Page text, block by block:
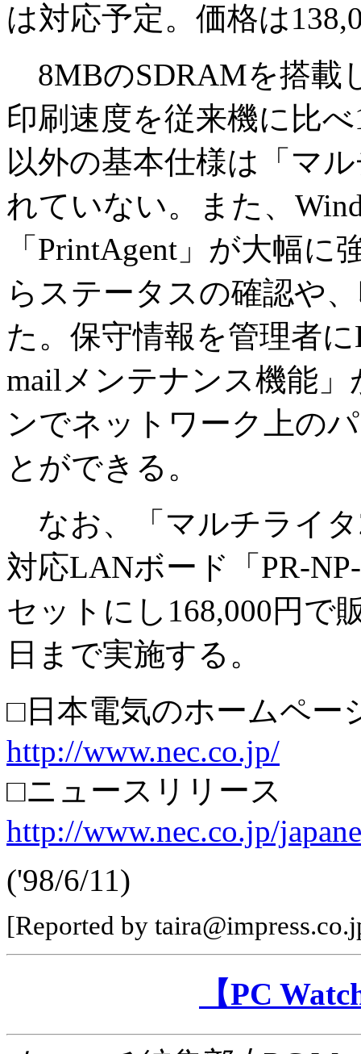
は対応予定。価格は
8MBのSDRAMを搭載
印刷速度を従来機に比
以外の基本仕様は「マ
れていない。また、
「PrintAgent」が大幅
らステータスの確認や
た。保守情報を管理者
mailメンテナンス機能
ンでネットワーク上の
とができる。
なお、「マルチライタ
対応LANボード「PR-
セットにし168,000円で
日まで実施する。
□日本電気のホームペー
http://www.nec.co.jp/
□ニュースリリース
http://www.nec.co.jp/
('98/6/11)
[Reported by
【PC